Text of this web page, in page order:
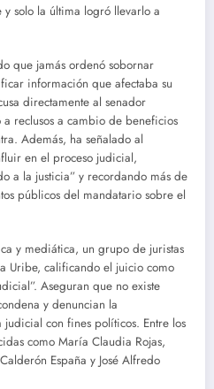
solo la última logró llevarlo a
que jamás ordenó sobornar
información que afectaba su
directamente al senador
reclusos a cambio de beneficios
Además, ha señalado al
en el proceso judicial,
a la justicia” y recordando más de
públicos del mandatario sobre el
y mediática, un grupo de juristas
Uribe, calificando el juicio como
Aseguran que no existe
y denuncian la
judicial con fines políticos. Entre los
como María Claudia Rojas,
España y José Alfredo